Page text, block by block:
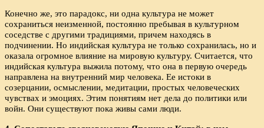
Конечно же, это парадокс, ни одна культура не может
сохраниться неизменной, постоянно пребывая в культурном
соседстве с другими традициями, причем находясь в
подчинении. Но индийская культура не только сохранилась, но и
оказала огромное влияние на мировую культуру. Считается, что
индийская культура выжила потому, что она в первую очередь
направлена на внутренний мир человека. Ее истоки в
созерцании, осмыслении, медитации, простых человеческих
чувствах и эмоциях. Этим понятиям нет дела до политики или
войн. Они существуют пока живы сами люди.